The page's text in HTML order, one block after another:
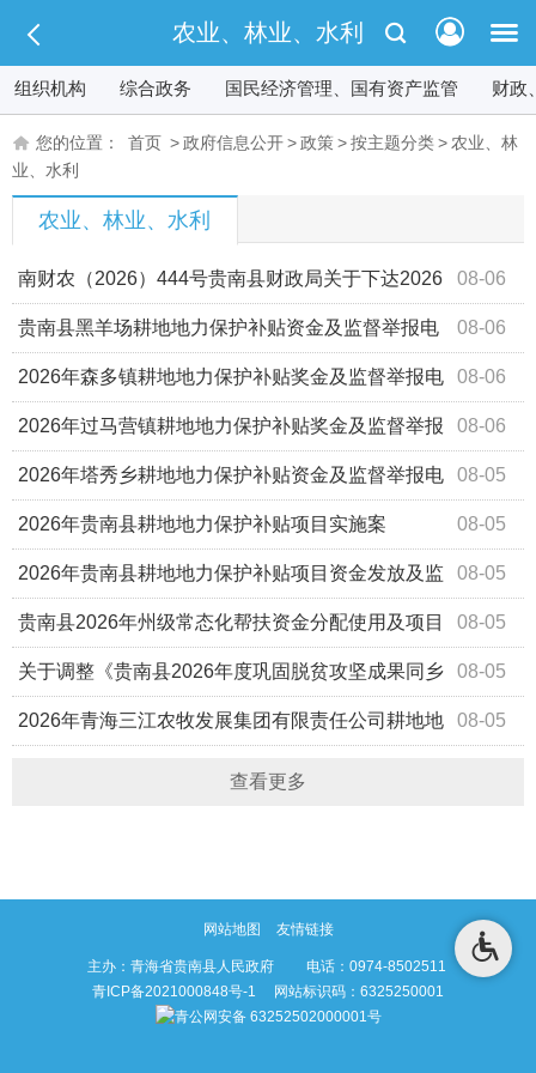
农业、林业、水利
组织机构 综合政务 国民经济管理、国有资产监管 财政
您的位置： 首页 >政府信息公开>政策>按主题分类> 农业、林
业、水利
农业、林业、水利
08-06
南财农（2026）444号贵南县财政局关于下达2026
年州级财政衔接推进乡村振兴补助资金（财政常态化帮扶资
金）的通知
08-06
贵南县黑羊场耕地地力保护补贴资金及监督举报电
话的公示 08-06
2026年森多镇耕地地力保护补贴奖金及监督举报电
话的公示 08-06
2026年过马营镇耕地地力保护补贴奖金及监督举报
电话的公示 08-05
2026年塔秀乡耕地地力保护补贴资金及监督举报电
话的公示 08-05
2026年贵南县耕地地力保护补贴项目实施案
08-05
2026年贵南县耕地地力保护补贴项目资金发放及监
督电话的公示 08-05
贵南县2026年州级常态化帮扶资金分配使用及项目
实施方案 08-05
关于调整《贵南县2026年度巩固脱贫攻坚成果同乡
村振兴有效衔接（常态化帮扶资金）项目库》的公示08-05
2026年青海三江农牧发展集团有限责任公司耕地地
查看更多
网站地图 友情链接
主办：青海省贵南县人民政府 电话：0974-8502511
青ICP备2021000848号-1 网站标识码：6325250001
青公网安备 63252502000001号